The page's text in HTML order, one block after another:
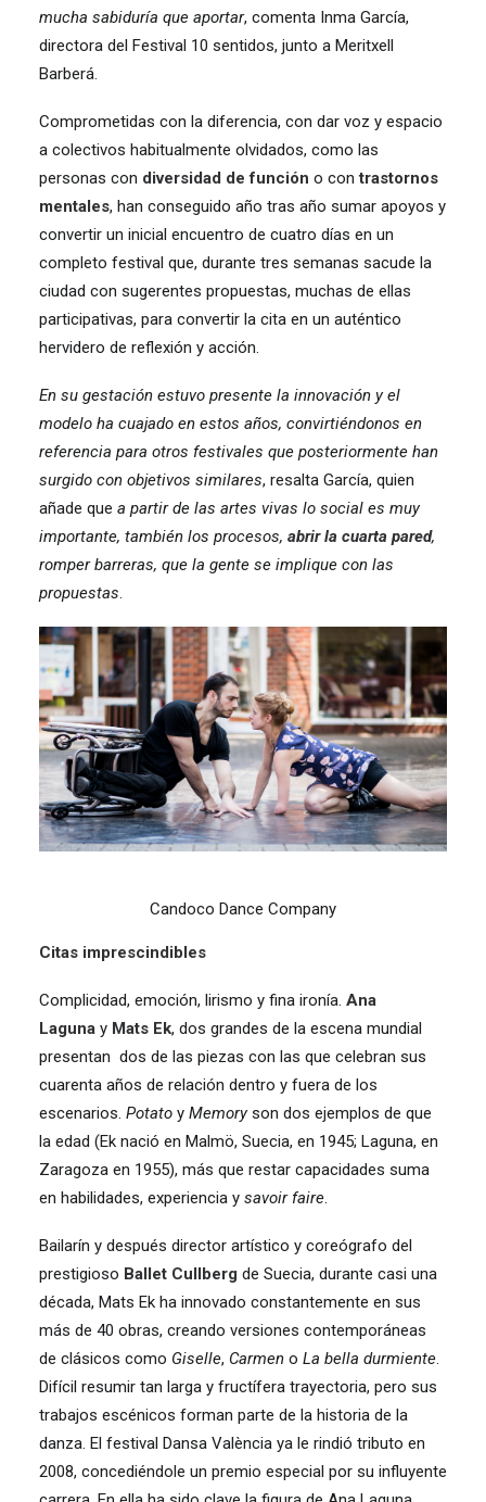
mucha sabiduría que aportar, comenta Inma García,
directora del Festival 10 sentidos, junto a Meritxell
Barberá.
Comprometidas con la diferencia, con dar voz y espacio
a colectivos habitualmente olvidados, como las
personas con diversidad de función o contrastornos
mentales, han conseguido año tras año sumar apoyos y
convertir un inicial encuentro de cuatro días en un
completo festival que, durante tres semanas sacude la
ciudad con sugerentes propuestas, muchas de ellas
participativas, para convertir la cita en un auténtico
hervidero de reflexión y acción.
En su gestación estuvo presente la innovación y el
modelo ha cuajado en estos años, convirtiéndonos en
referencia para otros festivales que posteriormente han
surgido con objetivos similares, resalta García, quien
añade que a partir de las artes vivas lo social es muy
importante, también los procesos, abrir la cuarta pared,
romper barreras, que la gente se implique con las
propuestas.
Candoco Dance Company
Citas imprescindibles
Complicidad, emoción, lirismo y fina ironía. Ana
Laguna y Mats Ek, dos grandes de la escena mundial
presentan dos de las piezas con las que celebran sus
cuarenta años de relación dentro y fuera de los
escenarios. Potato y Memoryson dos ejemplos de que
la edad (Ek nació en Malmö, Suecia, en 1945; Laguna, en
Zaragoza en 1955), más que restar capacidades suma
en habilidades, experiencia y savoir faire.
Bailarín y después director artístico y coreógrafo del
prestigioso Ballet Cullberg de Suecia, durante casi una
década, Mats Ek ha innovado constantemente en sus
más de 40 obras, creando versiones contemporáneas
de clásicos como Giselle, Carmen o La bella durmiente.
Difícil resumir tan larga y fructífera trayectoria, pero sus
trabajos escénicos forman parte de la historia de la
danza. El festival Dansa València ya le rindió tributo en
2008, concediéndole un premio especial por su influyente